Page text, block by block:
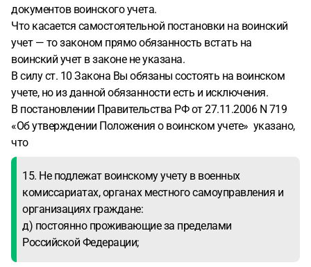
документов воинского учета.
Что касается самостоятельной постановки на воинский
учет — то законом прямо обязанность встать на
воинский учет в законе не указана.
В силу ст. 10 Закона Вы обязаны состоять на воинском
учете, но из данной обязанности есть и исключения.
В постановлении Правительства РФ от 27.11.2006 N 719
«Об утверждении Положения о воинском учете» указано,
что
15. Не подлежат воинскому учету в военных
комиссариатах, органах местного самоуправления и
организациях граждане:
д) постоянно проживающие за пределами
Российской Федерации;